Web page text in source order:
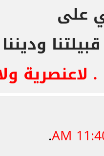
على
لاعنصرية
11:40
.